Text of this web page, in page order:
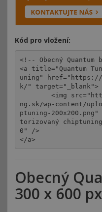
Kód pro vložení:
<!-- Obecný
<a title="Quantum
uning" href="https://
k/" target="_blank">
	<img src="https://www.quantumchiptuni
ng.sk/wp-content/
ptuning-
torizovaný
0" />
</a>
Obecný
300 x 600 px